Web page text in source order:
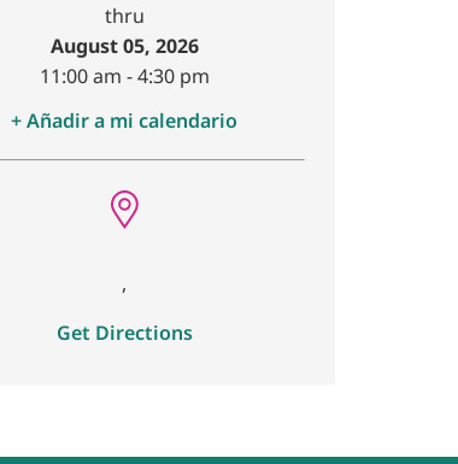
thru
August 05, 2026
11:00 am -4:30 pm
+ Añadir a mi calendario
,
Get Directions